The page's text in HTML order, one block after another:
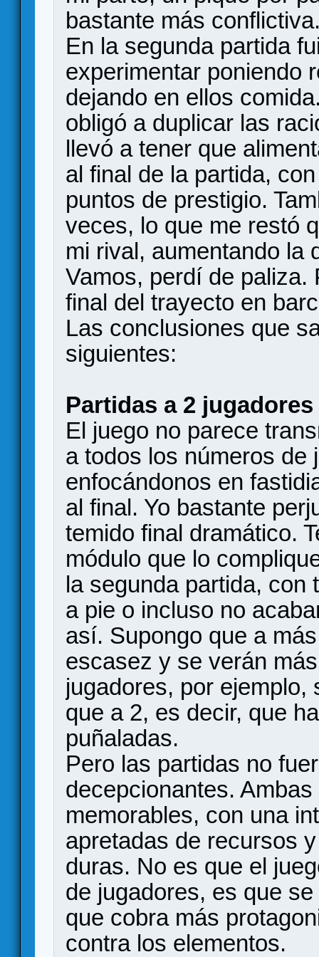
bastante más
En la segunda partida
experimentar poniendo
dejando en ellos
obligó a duplicar las
llevó a tener que
al final de la partida,
puntos de prestigio.
veces, lo que me restó
mi rival, aumentando la
Vamos, perdí de paliza.
final del trayecto en
Las conclusiones que
siguientes:
Partidas a 2 jugadores
El juego no parece
a todos los números de
enfocándonos en
al final. Yo bastante
temido final dramático.
módulo que lo
la segunda partida, con
a pie o incluso no
así. Supongo que a
escasez y se verán
jugadores, por ejemplo,
que a 2, es decir, que
puñaladas.
Pero las partidas no
decepcionantes.
memorables, con una
apretadas de recursos
duras. No es que el
de jugadores, es que
que cobra más
contra los elementos.